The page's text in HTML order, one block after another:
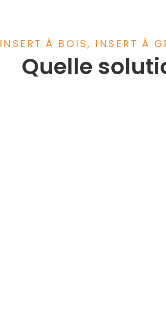
INSERT À BOIS, INSERT À
Quelle